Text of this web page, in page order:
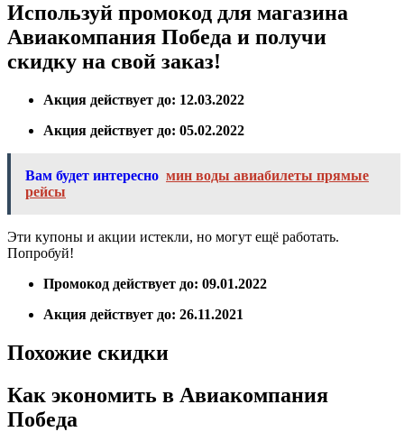
Используй промокод для магазина
Авиакомпания Победа и получи
скидку на свой заказ!
Акция действует до: 12.03.2022
Акция действует до: 05.02.2022
Вам будет интересно мин воды авиабилеты прямые
рейсы
Эти купоны и акции истекли, но могут ещё работать.
Попробуй!
Промокод действует до: 09.01.2022
Акция действует до: 26.11.2021
Похожие скидки
Как экономить в Авиакомпания
Победа